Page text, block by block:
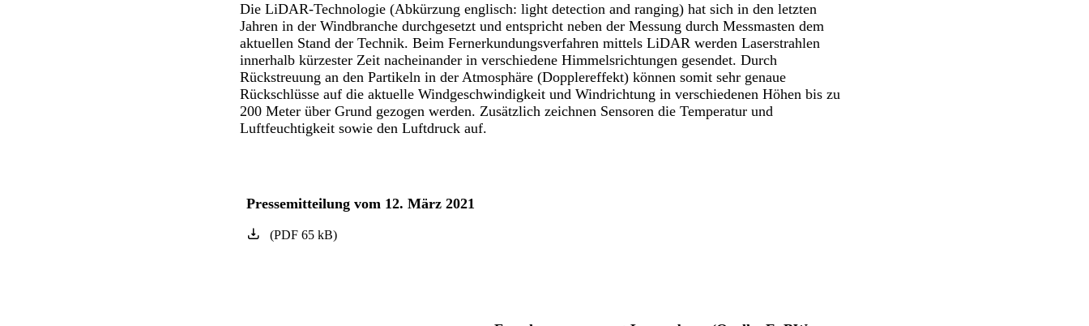
Die LiDAR-Technologie (Abkürzung englisch: light detection and ranging) hat sich in den letzten
Jahren in der Windbranche durchgesetzt und entspricht neben der Messung durch Messmasten dem
aktuellen Stand der Technik. Beim Fernerkundungsverfahren mittels LiDAR werden Laserstrahlen
innerhalb kürzester Zeit nacheinander in verschiedene Himmelsrichtungen gesendet. Durch
Rückstreuung an den Partikeln in der Atmosphäre (Dopplereffekt) können somit sehr genaue
Rückschlüsse auf die aktuelle Windgeschwindigkeit und Windrichtung in verschiedenen Höhen bis zu
200 Meter über Grund gezogen werden. Zusätzlich zeichnen Sensoren die Temperatur und
Luftfeuchtigkeit sowie den Luftdruck auf.
Pressemitteilung vom 12. März 2021
(PDF65 kB)